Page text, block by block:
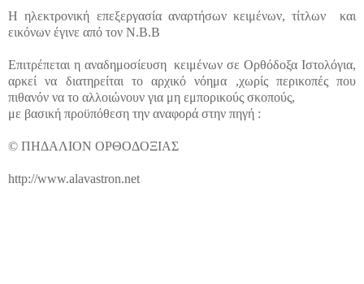
Η ηλεκτρονική επεξεργασία αναρτήσων κειμένων, τίτλων
και
εικόνων έγινε από τον N.B.B
Επιτρέπεται η αναδημοσίευση κειμένων σε Ορθόδοξα Ιστολόγια,
αρκεί να διατηρείται το αρχικό νόημα ,χωρίς περικοπές που
πιθανόν να το αλλοιώνουν για μη εμπορικούς σκοπούς,
με βασική προϋπόθεση την αναφορά στην πηγή :
© ΠΗΔΑΛΙΟΝ ΟΡΘΟΔΟΞΙΑΣ
http://www.alavastron.net